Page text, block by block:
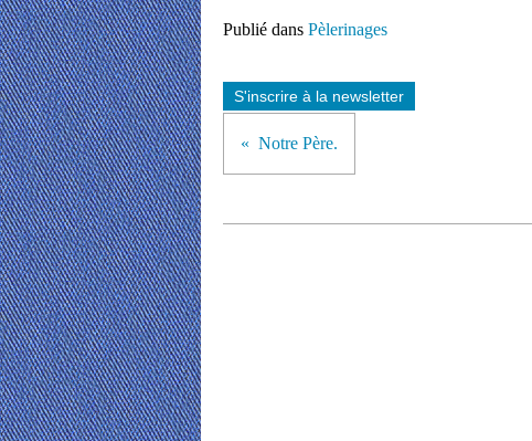
Publié dans Pèlerinages
S'inscrire à la newsletter
Notre Père.